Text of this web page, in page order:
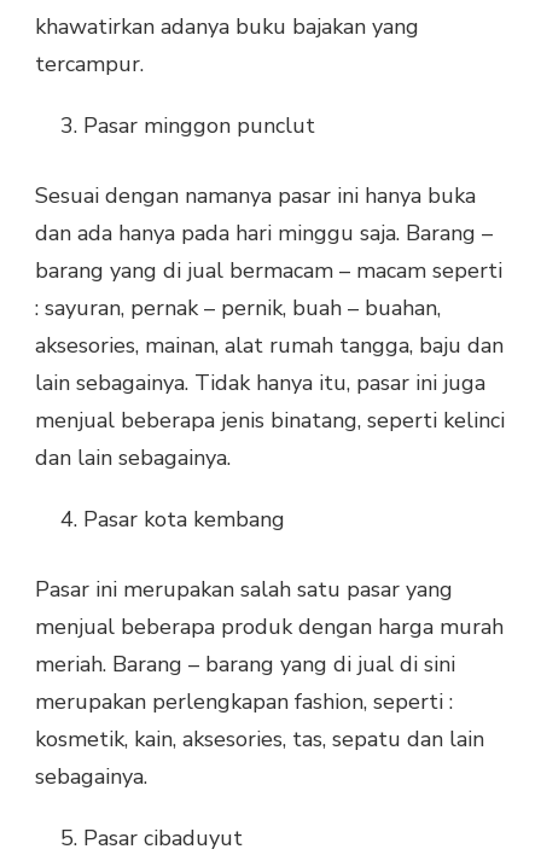
khawatirkan adanya buku bajakan yang
tercampur.
Pasar minggon punclut
Sesuai dengan namanya pasar ini hanya buka
dan ada hanya pada hari minggu saja. Barang –
barang yang di jual bermacam – macam seperti
: sayuran, pernak – pernik, buah – buahan,
aksesories, mainan, alat rumah tangga, baju dan
lain sebagainya. Tidak hanya itu, pasar ini juga
menjual beberapa jenis binatang, seperti kelinci
dan lain sebagainya.
Pasar kota kembang
Pasar ini merupakan salah satu pasar yang
menjual beberapa produk dengan harga murah
meriah. Barang – barang yang di jual di sini
merupakan perlengkapan fashion, seperti :
kosmetik, kain, aksesories, tas, sepatu dan lain
sebagainya.
Pasar cibaduyut